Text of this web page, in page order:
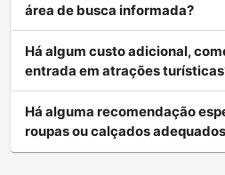
área de busca informada?
Há algum custo adicional,
entrada em atrações
Há alguma recomendação
roupas ou calçados